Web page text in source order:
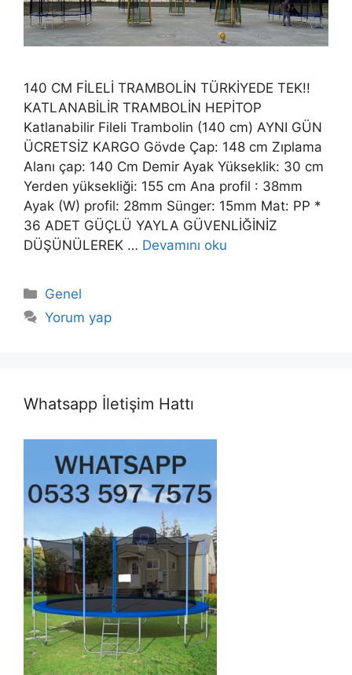
140 CM FİLELİ TRAMBOLİN TÜRKİYEDE TEK!!
KATLANABİLİR TRAMBOLİN HEPİTOP
Katlanabilir Fileli Trambolin (140 cm) AYNI GÜN
ÜCRETSİZ KARGO Gövde Çap: 148 cm Zıplama
Alanı çap: 140 Cm Demir Ayak Yükseklik: 30 cm
Yerden yüksekliği: 155 cm Ana profil : 38mm
Ayak (W) profil: 28mm Sünger: 15mm Mat: PP *
36 ADET GÜÇLÜ YAYLA GÜVENLİĞİNİZ
DÜŞÜNÜLEREK … Devamını oku
Kategoriler
Genel
Yorum yap
Whatsapp İletişim Hattı